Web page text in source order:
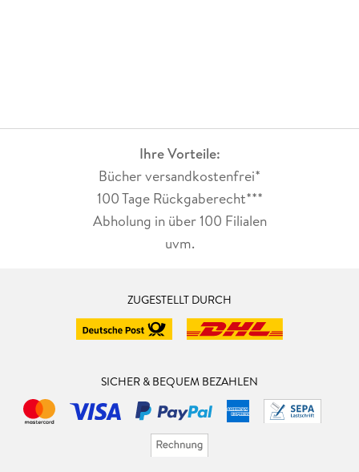
Ihre Vorteile:
Bücher versandkostenfrei*
100 Tage Rückgaberecht***
Abholung in über 100 Filialen
uvm.
ZUGESTELLT DURCH
SICHER & BEQUEM BEZAHLEN